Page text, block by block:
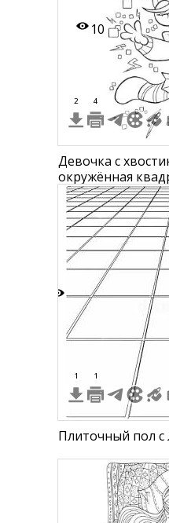
10
2 4
Девочка с
окружённая
1 1
Плиточный пол